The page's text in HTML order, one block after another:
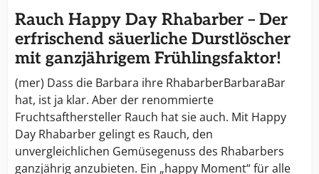
Rauch Happy Day Rhabarber – Der
erfrischend säuerliche Durstlöscher
mit ganzjährigem Frühlingsfaktor!
(mer) Dass die Barbara ihre RhabarberBarbaraBar
hat, ist ja klar. Aber der renommierte
Fruchtsafthersteller Rauch hat sie auch. Mit Happy
Day Rhabarber gelingt es Rauch, den
unvergleichlichen Gemüsegenuss des Rhabarbers
ganzjährig anzubieten. Ein „happy Moment“ für alle